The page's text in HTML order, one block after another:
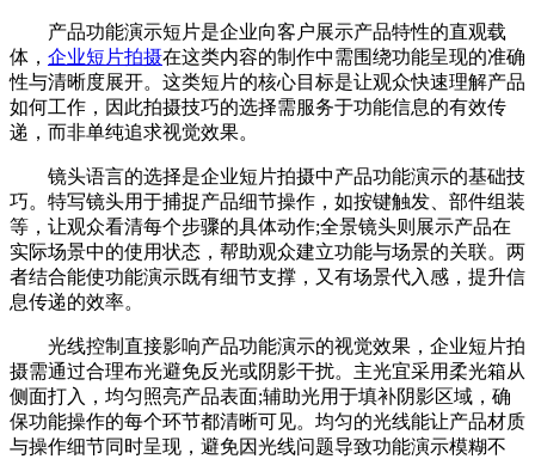
产品功能演示短片是企业向客户展示产品特性的直观载
体， 企业短片拍摄在这类内容的制作中需围绕功能呈现的准确
性与清晰度展开。这类短片的核心目标是让观众快速理解产品
如何工作，因此拍摄技巧的选择需服务于功能信息的有效传
递，而非单纯追求视觉效果。
镜头语言的选择是企业短片拍摄中产品功能演示的基础技
巧。特写镜头用于捕捉产品细节操作，如按键触发、部件组装
等，让观众看清每个步骤的具体动作;全景镜头则展示产品在
实际场景中的使用状态，帮助观众建立功能与场景的关联。两
者结合能使功能演示既有细节支撑，又有场景代入感，提升信
息传递的效率。
光线控制直接影响产品功能演示的视觉效果，企业短片拍
摄需通过合理布光避免反光或阴影干扰。主光宜采用柔光箱从
侧面打入，均匀照亮产品表面;辅助光用于填补阴影区域，确
保功能操作的每个环节都清晰可见。均匀的光线能让产品材质
与操作细节同时呈现，避免因光线问题导致功能演示模糊不